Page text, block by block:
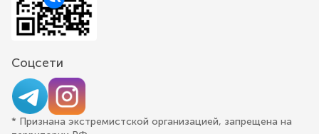
Соцсети
* Признана экстремистской организацией, запрещена на